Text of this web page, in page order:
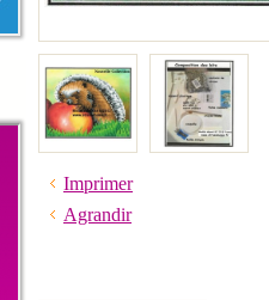
Imprimer
Agrandir